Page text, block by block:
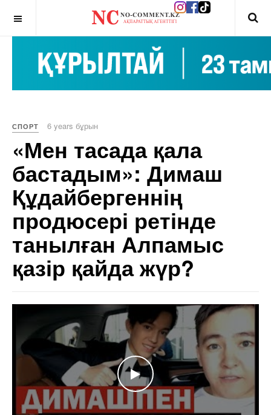
СПОРТ 6 years бұрын
«Мен тасада қала
бастадым»: Димаш
Құдайбергеннің
продюсері ретінде
танылған Алпамыс
қазір қайда жүр?
WATCH THE VIDEO